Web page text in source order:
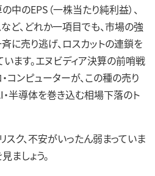
中のEPS（一株当たり純利益）、
ど、どれか一項目でも、市場の強
に売り逃げ、ロスカットの連鎖を
ます。エヌビディア決算の前哨戦
コンピューターが、この種の売り
・半導体を巻き込む相場下落のト
スク、不安がいったん弱まっていま
ましょう。